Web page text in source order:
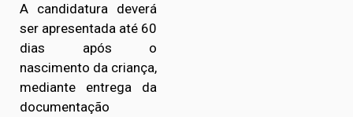
A candidatura deverá
ser apresentada até 60
dias após o
nascimento da criança,
mediante entrega da
documentação